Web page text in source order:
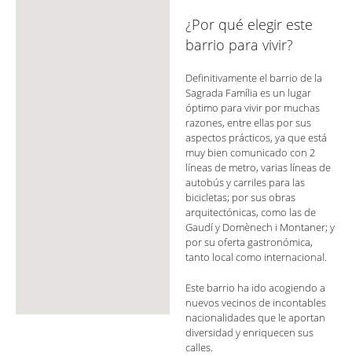
¿Por qué elegir este
barrio para vivir?
Definitivamente el barrio de la
Sagrada Família es un lugar
óptimo para vivir por muchas
razones, entre ellas por sus
aspectos prácticos, ya que está
muy bien comunicado con 2
líneas de metro, varias líneas de
autobús y carriles para las
bicicletas; por sus obras
arquitectónicas, como las de
Gaudí y Domènech i Montaner; y
por su oferta gastronómica,
tanto local como internacional.
Este barrio ha ido acogiendo a
nuevos vecinos de incontables
nacionalidades que le aportan
diversidad y enriquecen sus
calles.